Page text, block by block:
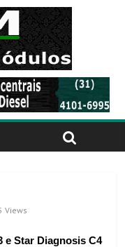
Views
e Star Diagnosis C4